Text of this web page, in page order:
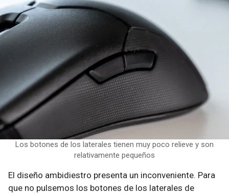
Los botones de los laterales tienen muy poco relieve y son
relativamente pequeños
El diseño ambidiestro presenta un inconveniente. Para
que no pulsemos los botones de los laterales de